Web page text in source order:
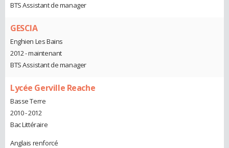
BTS Assistant de manager
GESCIA
Enghien Les Bains
2012 - maintenant
BTS Assistant de manager
Lycée Gerville Reache
Basse Terre
2010 - 2012
Bac Littéraire
Anglais renforcé